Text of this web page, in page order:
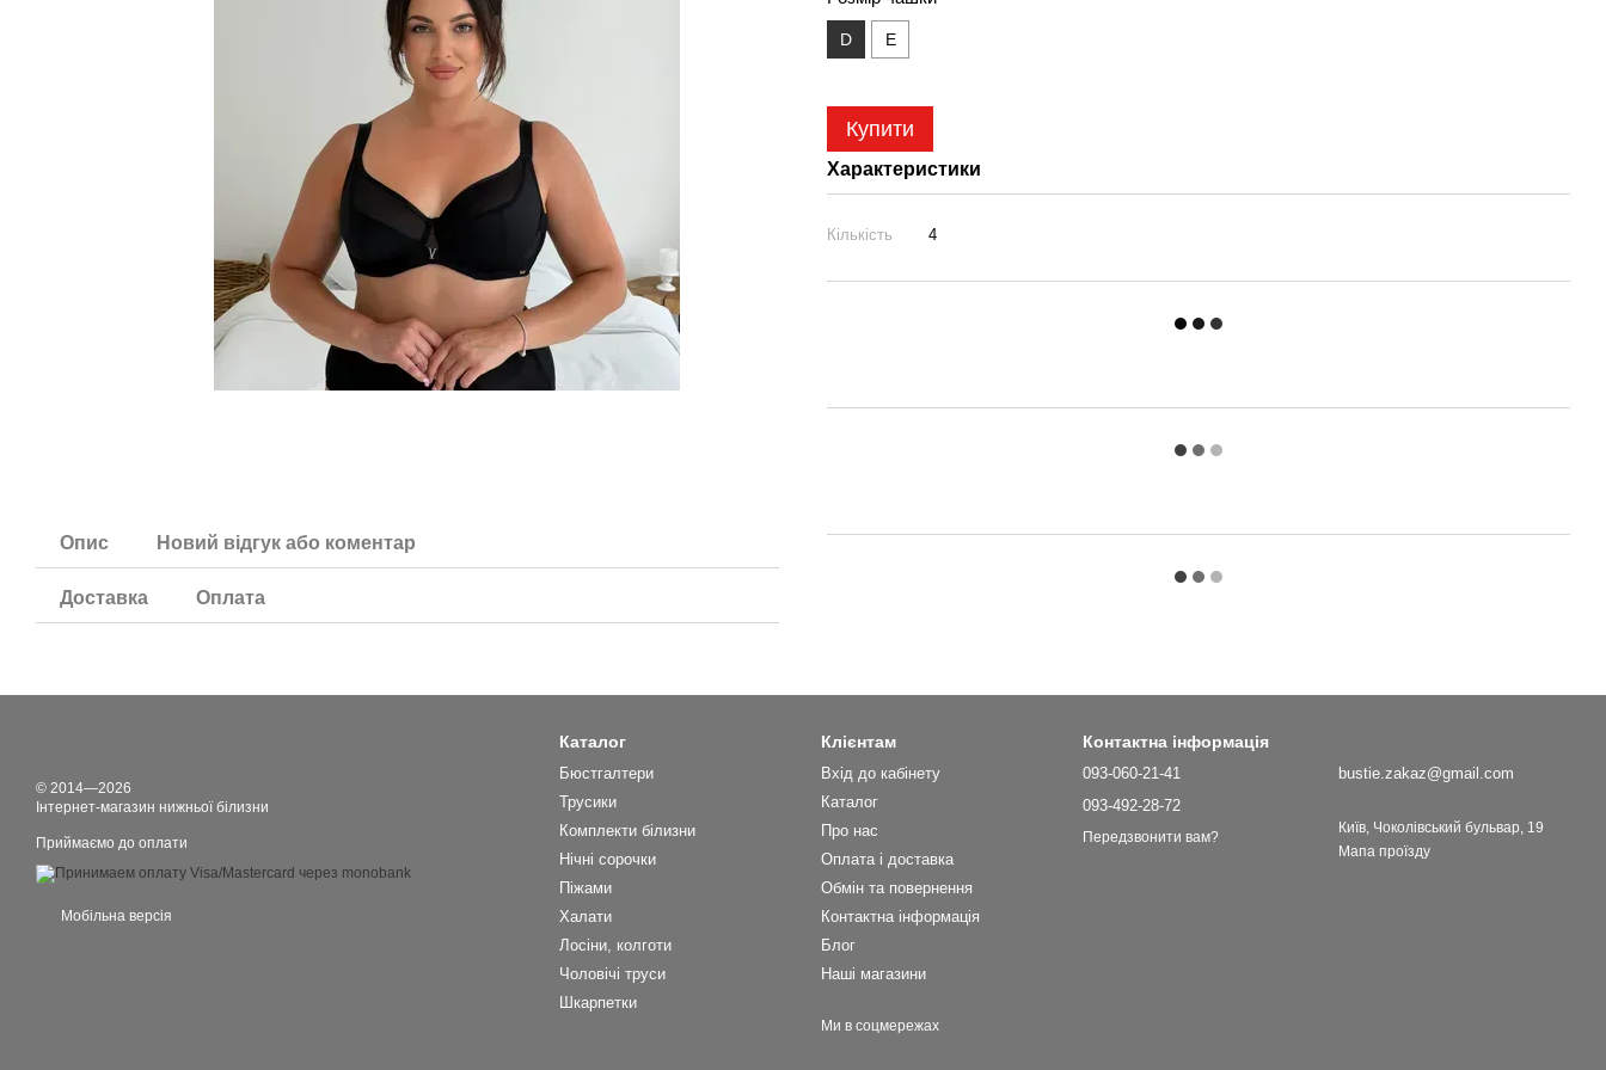
Опис Новий відгук або коментар
Доставка Оплата
D E
Купити
Характеристики
Кількість 4
© 2014—2026
Інтернет-магазин нижньої білизни
Приймаємо до оплати
Мобільна версія
Каталог
Бюстгалтери
Трусики
Комплекти білизни
Нічні сорочки
Піжами
Халати
Лосіни, колготи
Чоловічі труси
Шкарпетки
Клієнтам
Вхід до кабінету
Каталог
Про нас
Оплата і доставка
Обмін та повернення
Контактна інформація
Блог
Наші магазини
Ми в соцмережах
Контактна інформація
093-060-21-41
093-492-28-72
Передзвонити вам?
bustie.zakaz@gmail.com
Київ, Чоколівський бульвар, 19
Мапа проїзду